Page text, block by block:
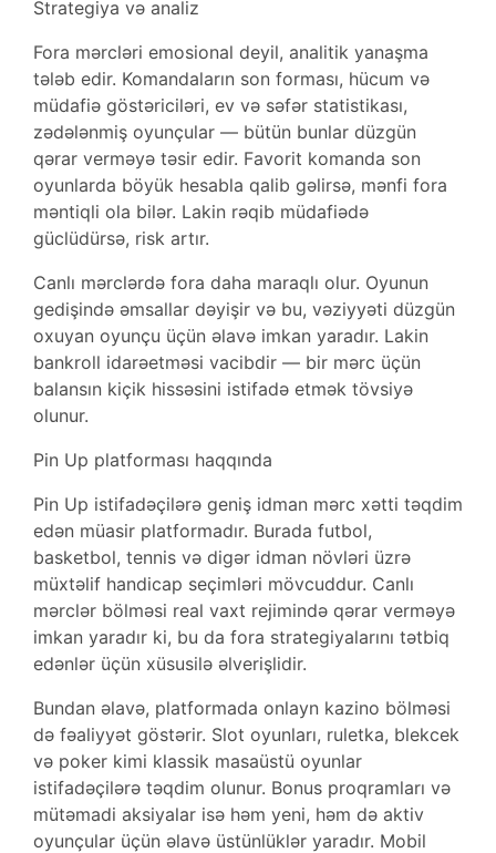
Strategiya və analiz
Fora mərcləri emosional deyil, analitik yanaşma
tələb edir. Komandaların son forması, hücum və
müdafiə göstəriciləri, ev və səfər statistikası,
zədələnmiş oyunçular — bütün bunlar düzgün
qərar verməyə təsir edir. Favorit komanda son
oyunlarda böyük hesabla qalib gəlirsə, mənfi fora
məntiqli ola bilər. Lakin rəqib müdafiədə
güclüdürsə, risk artır.
Canlı mərclərdə fora daha maraqlı olur. Oyunun
gedişində əmsallar dəyişir və bu, vəziyyəti düzgün
oxuyan oyunçu üçün əlavə imkan yaradır. Lakin
bankroll idarəetməsi vacibdir — bir mərc üçün
balansın kiçik hissəsini istifadə etmək tövsiyə
olunur.
Pin Up platforması haqqında
Pin Up istifadəçilərə geniş idman mərc xətti təqdim
edən müasir platformadır. Burada futbol,
basketbol, tennis və digər idman növləri üzrə
müxtəlif handicap seçimləri mövcuddur. Canlı
mərclər bölməsi real vaxt rejimində qərar verməyə
imkan yaradır ki, bu da fora strategiyalarını tətbiq
edənlər üçün xüsusilə əlverişlidir.
Bundan əlavə, platformada onlayn kazino bölməsi
də fəaliyyət göstərir. Slot oyunları, ruletka, blekcek
və poker kimi klassik masaüstü oyunlar
istifadəçilərə təqdim olunur. Bonus proqramları və
mütəmadi aksiyalar isə həm yeni, həm də aktiv
oyunçular üçün əlavə üstünlüklər yaradır. Mobil